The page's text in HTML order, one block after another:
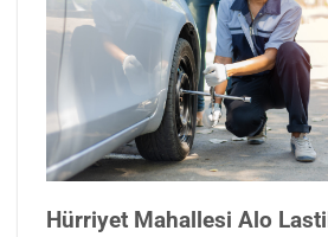
Hürriyet Mahallesi Alo